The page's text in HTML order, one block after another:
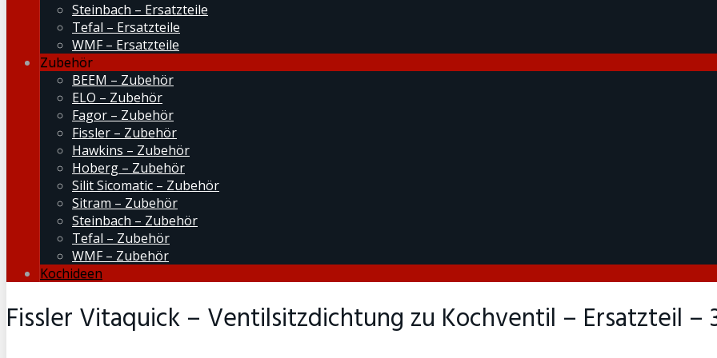
Steinbach – Ersatzteile
Tefal – Ersatzteile
WMF – Ersatzteile
Zubehör
BEEM – Zubehör
ELO – Zubehör
Fagor – Zubehör
Fissler – Zubehör
Hawkins – Zubehör
Hoberg – Zubehör
Silit Sicomatic – Zubehör
Sitram – Zubehör
Steinbach – Zubehör
Tefal – Zubehör
WMF – Zubehör
Kochideen
Fissler Vitaquick – Ventilsitzdichtung zu Kochventil – Ersatzteil –